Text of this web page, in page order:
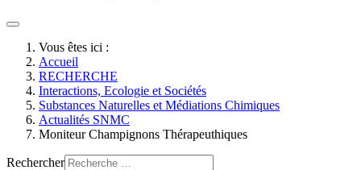
Vous êtes ici :
Accueil
RECHERCHE
Interactions, Ecologie et Sociétés
Substances Naturelles et Médiations Chimiques
Actualités SNMC
Moniteur Champignons Thérapeuthiques
Rechercher